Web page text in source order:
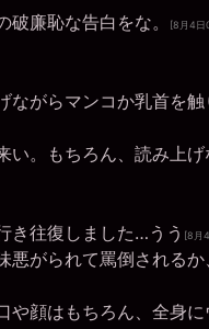
破廉恥な告白をな。 [8月4日
がらマンコか乳首を
い。もちろん、読み上
き往復しました…うう [8月
がられて罵倒される
顔はもちろん、全身